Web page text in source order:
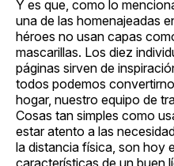
Y es que, como lo
una de las homenajeadas
héroes no usan capas
mascarillas. Los diez
páginas sirven de
todos podemos
hogar, nuestro equipo de
Cosas tan simples como
estar atento a las
la distancia física, son hoy
características de un buen